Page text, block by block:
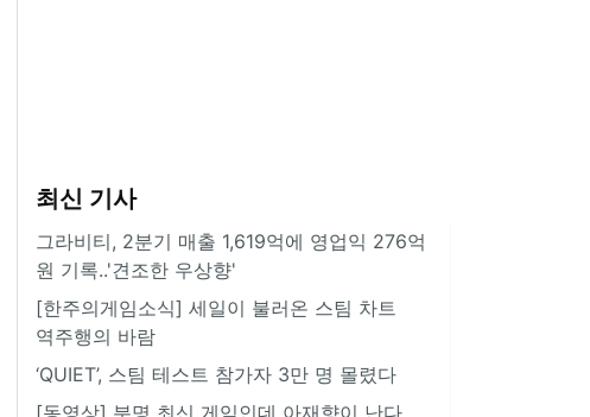
최신 기사
그라비티, 2분기 매출 1,619억에 영업익 276억
원 기록..'견조한 우상향'
[한주의게임소식] 세일이 불러온 스팀 차트
역주행의 바람
‘QUIET’, 스팀 테스트 참가자 3만 명 몰렸다
[동영상] 분명 최신 게임인데 아재향이 난다